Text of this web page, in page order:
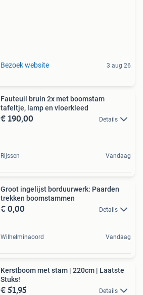
Bezoek website 3 aug 26
Fauteuil bruin 2x met boomstam
tafeltje, lamp en vloerkleed
€ 190,00 Details
Rijssen Vandaag
Groot ingelijst borduurwerk: Paarden
trekken boomstammen
€ 0,00 Details
Wilhelminaoord Vandaag
Kerstboom met stam | 220cm | Laatste
Stuks!
€ 51,95 Details